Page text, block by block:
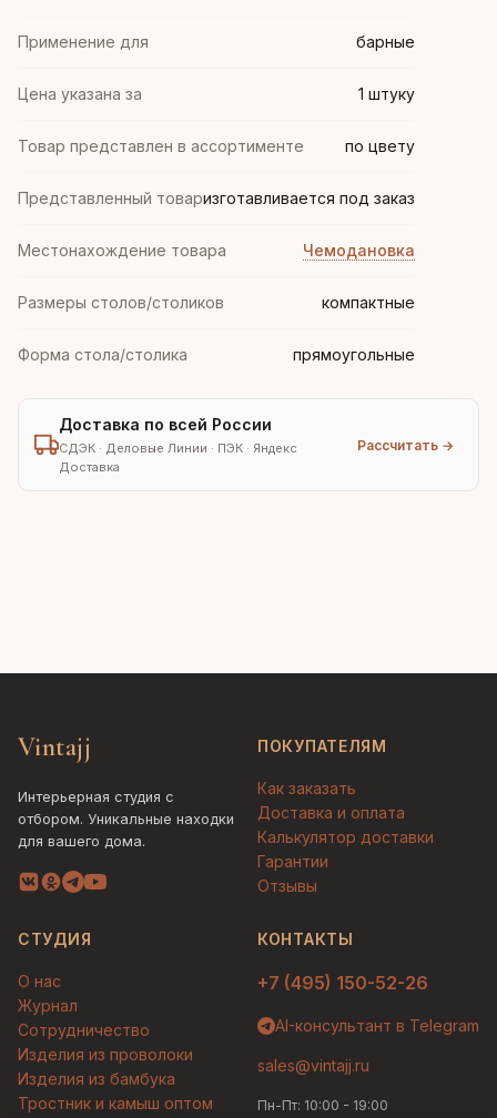
Применение для барные
Цена указана за 1 штуку
Товар представлен в ассортименте по цвету
Представленный товаризготавливается под заказ
Местонахождение товара Чемодановка
Размеры столов/столиков компактные
Форма стола/столика прямоугольные
Доставка по всей России
СДЭК · Деловые Линии · ПЭК · Яндекс
Доставка
Рассчитать →
Vintajj
Интерьерная студия с
отбором. Уникальные находки
для вашего дома.
ПОКУПАТЕЛЯМ
Как заказать
Доставка и оплата
Калькулятор доставки
Гарантии
Отзывы
СТУДИЯ
О нас
Журнал
Сотрудничество
Изделия из проволоки
Изделия из бамбука
Тростник и камыш оптом
КОНТАКТЫ
+7 (495) 150-52-26
AI-консультант в Telegram
sales@vintajj.ru
Пн-Пт: 10:00 - 19:00